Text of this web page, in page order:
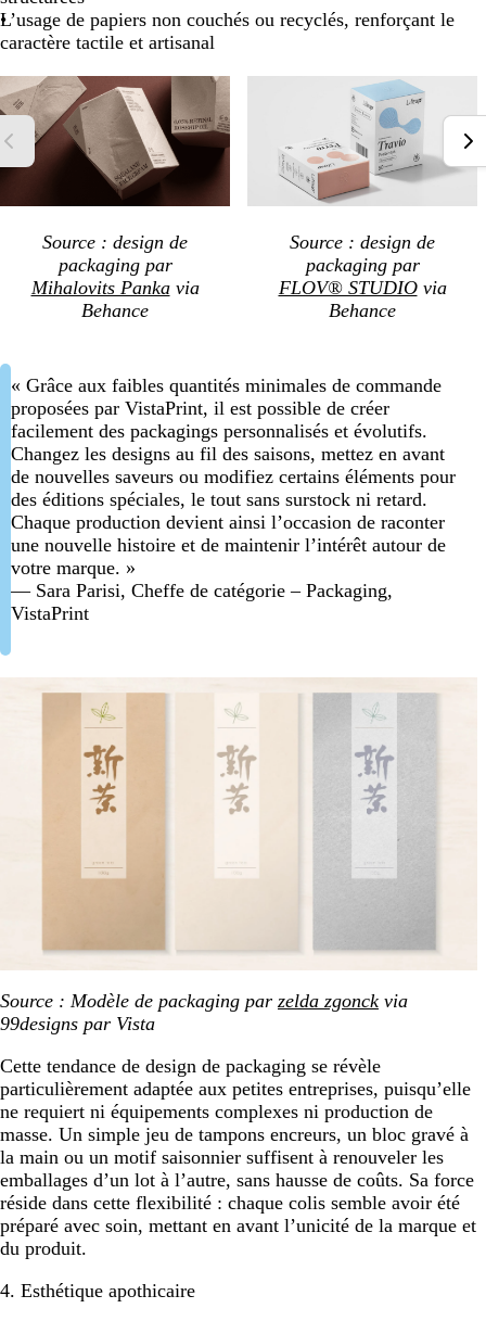
L’usage de papiers non couchés ou recyclés, renforçant le
caractère tactile et artisanal
Source : design de
packaging par
Mihalovits Pankavia
Behance
Source : design de
packaging par
FLOV® STUDIOvia
Behance
« Grâce aux faibles quantités minimales de commande
proposées par VistaPrint, il est possible de créer
facilement des packagings personnalisés et évolutifs.
Changez les designs au fil des saisons, mettez en avant
de nouvelles saveurs ou modifiez certains éléments pour
des éditions spéciales, le tout sans surstock ni retard.
Chaque production devient ainsi l’occasion de raconter
une nouvelle histoire et de maintenir l’intérêt autour de
votre marque. »
— Sara Parisi, Cheffe de catégorie – Packaging,
VistaPrint
Source : Modèle de packaging par zelda zgonck via
99designs par Vista
Cette tendance de design de packaging se révèle
particulièrement adaptée aux petites entreprises, puisqu’elle
ne requiert ni équipements complexes ni production de
masse. Un simple jeu de tampons encreurs, un bloc gravé à
la main ou un motif saisonnier suffisent à renouveler les
emballages d’un lot à l’autre, sans hausse de coûts. Sa force
réside dans cette flexibilité : chaque colis semble avoir été
préparé avec soin, mettant en avant l’unicité de la marque et
du produit.
4. Esthétique apothicaire